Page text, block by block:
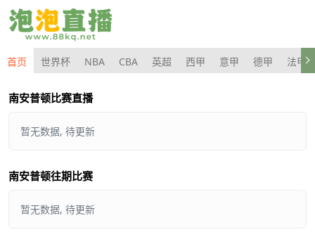
首页 世界杯 NBA CBA 英超 西甲 意甲 德甲 法甲
南安普顿比赛直播
暂无数据, 待更新
南安普顿往期比赛
暂无数据, 待更新